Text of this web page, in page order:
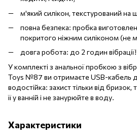
м'який силікон, текстурований на
повна безпека: пробка
покритого ніжним силіконом (не
довга робота: до 2 годин вібрації!
У комплекті з анальної пробкою з
Toys №87 ви отримаєте USB-кабель
водостійка: захист тільки від
її у ванній і не занурюйте в воду.
Характеристики